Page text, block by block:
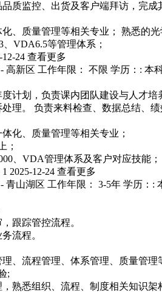
质监控、出货及客户端拜访，完成
、质量管理等相关专业； 熟悉的
VDA6.5等管理体系；
12-24 查看更多
高新区 工作年限： 不限 学历：: 本
计划，负责课内团队建设与人才培
理。 负责来料检查、数据总结、
化、质量管理等相关专业；
；
、VDA管理体系及客户对应技能；
1 2025-12-24 查看更多
青山湖区 工作年限： 3-5年 学历：:
跟踪管控流程。
流程。
、流程管理、体系管理、质量管理
;
熟悉组织、流程、制度相关知识架